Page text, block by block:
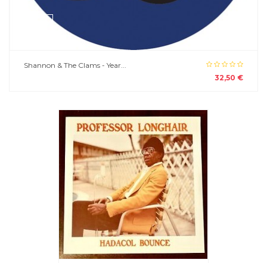
Shannon & The Clams - Year...
32,50 €